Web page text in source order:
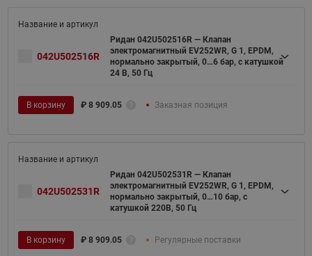
042U502516R
Ридан 042U502516R — Клапан
электромагнитный EV252WR, G 1, EPDM,
нормально закрытый, 0…6 бар, с катушкой
24 В, 50 Гц
В корзину ₽ 8 909.05 Заказная позиция
042U502531R
Ридан 042U502531R — Клапан
электромагнитный EV252WR, G 1, EPDM,
нормально закрытый, 0…10 бар, с
катушкой 220В, 50 Гц
В корзину ₽ 8 909.05 Регулярные поставки